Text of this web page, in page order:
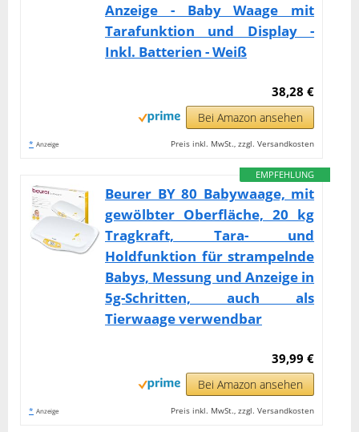
Anzeige - Baby Waage mit
Tarafunktion und Display -
Inkl. Batterien - Weiß
38,28 €
Bei Amazon ansehen
* Anzeige Preis inkl. MwSt., zzgl. Versandkosten
EMPFEHLUNG
Beurer BY 80 Babywaage, mit
gewölbter Oberfläche, 20 kg
Tragkraft, Tara- und
Holdfunktion für strampelnde
Babys, Messung und Anzeige in
5g-Schritten, auch als
Tierwaage verwendbar
39,99 €
Bei Amazon ansehen
* Anzeige Preis inkl. MwSt., zzgl. Versandkosten